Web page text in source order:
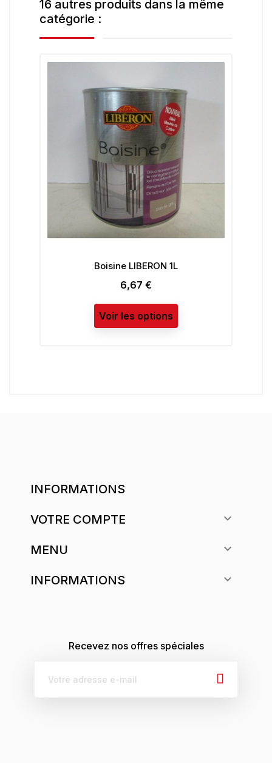
16 autres produits dans la même
catégorie :
Boisine LIBERON 1L
Prix
6,67 €
Voir les options
INFORMATIONS
VOTRE COMPTE 
MENU 
INFORMATIONS 
Recevez nos offres spéciales